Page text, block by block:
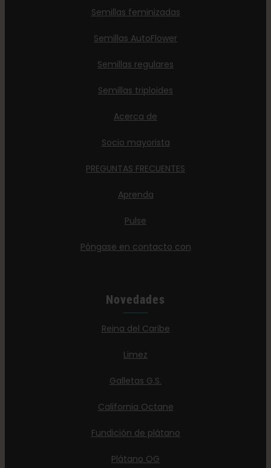
Semillas feminizadas
Semillas AutoFlower
Semillas regulares
Semillas triploides
Acerca de
Socio mayorista
PREGUNTAS FRECUENTES
Aprenda
Pulse
Póngase en contacto con
Novedades
Reina del Caribe
Limez
Galletas G.S.
California Octane
Fundición de plátano
Plátano OG